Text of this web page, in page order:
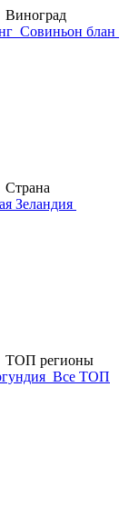
Виноград
Совиньон блан
Страна
Зеландия
ТОП регионы
Все ТОП